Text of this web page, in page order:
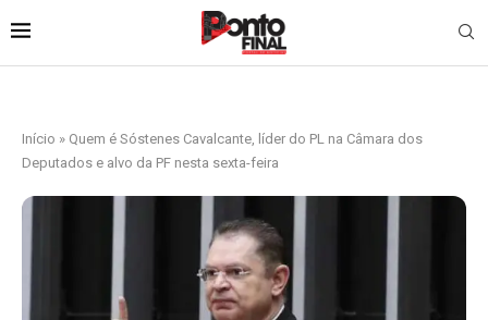
Início » Quem é Sóstenes Cavalcante, líder do PL na Câmara dos
Deputados e alvo da PF nesta sexta-feira